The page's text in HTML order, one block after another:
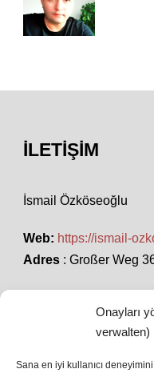
Onayları
verwalten)
Sana en iyi kullanıcı
İLETIŞIM
İsmail Özköseoğlu
Web: https://ismail-
Adres : Großer Weg
SON